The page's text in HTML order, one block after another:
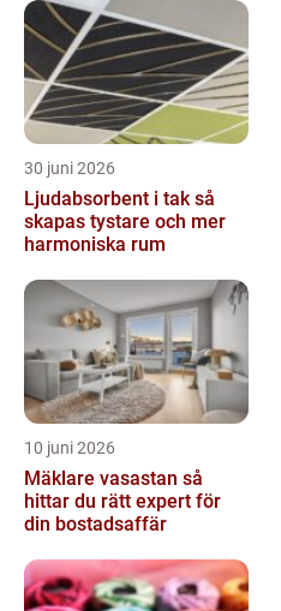
30 juni 2026
Ljudabsorbent i tak så
skapas tystare och mer
harmoniska rum
10 juni 2026
Mäklare vasastan så
hittar du rätt expert för
din bostadsaffär